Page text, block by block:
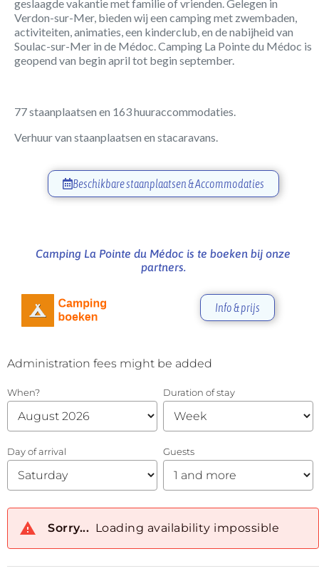
geslaagde vakantie met familie of vrienden. Gelegen in
Verdon-sur-Mer, bieden wij een camping met zwembaden,
activiteiten, animaties, een kinderclub, en de nabijheid van
Soulac-sur-Mer in de Médoc. Camping La Pointe du Médoc is
geopend van begin april tot begin september.
77 staanplaatsen en 163 huuraccommodaties.
Verhuur van staanplaatsen en stacaravans.
Beschikbare staanplaatsen & Accommodaties
Camping La Pointe du Médoc is te boeken bij onze
partners.
Info & prijs